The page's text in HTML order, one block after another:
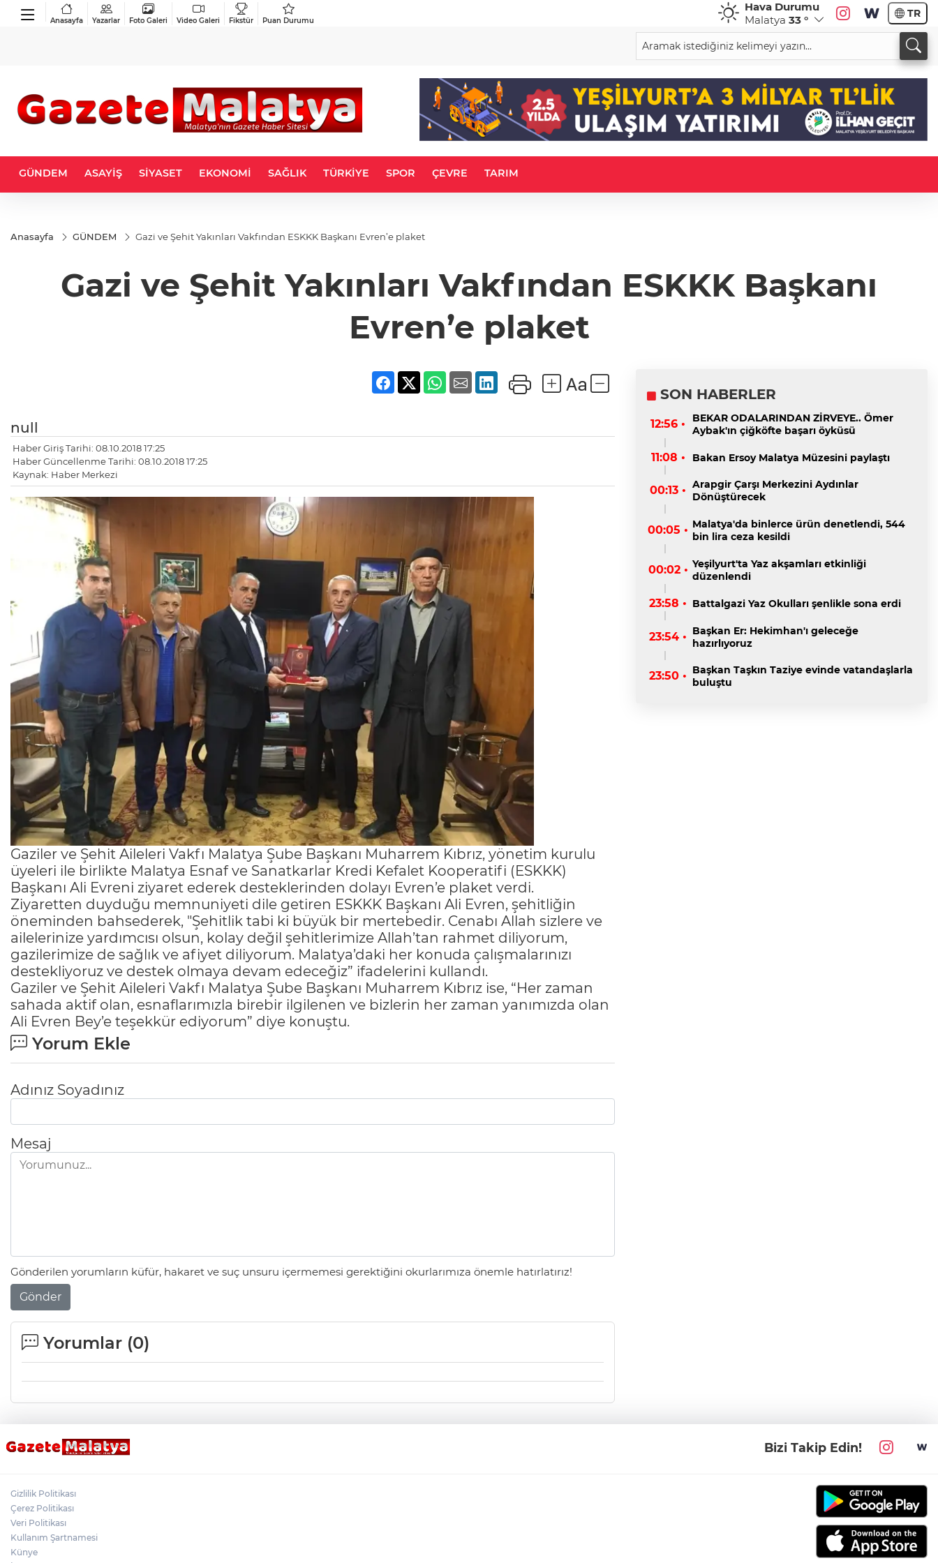
Anasayfa Yazarlar Foto Galeri Video Galeri Fikstür Puan Durumu
Hava Durumu
Malatya 33 ° TR
GÜNDEM ASAYİŞ SİYASET EKONOMİ SAĞLIK TÜRKİYE SPOR ÇEVRE TARIM
Anasayfa GÜNDEM Gazi ve Şehit Yakınları Vakfından ESKKK Başkanı Evren’e plaket
Gazi ve Şehit Yakınları Vakfından ESKKK Başkanı
Evren’e plaket
null
Haber Giriş Tarihi: 08.10.2018 17:25
Haber Güncellenme Tarihi: 08.10.2018 17:25
Kaynak: Haber Merkezi
Gaziler ve Şehit Aileleri Vakfı Malatya Şube Başkanı Muharrem Kıbrız, yönetim kurulu
üyeleri ile birlikte Malatya Esnaf ve Sanatkarlar Kredi Kefalet Kooperatifi (ESKKK)
Başkanı Ali Evreni ziyaret ederek desteklerinden dolayı Evren’e plaket verdi.
Ziyaretten duyduğu memnuniyeti dile getiren ESKKK Başkanı Ali Evren, şehitliğin
öneminden bahsederek, "Şehitlik tabi ki büyük bir mertebedir. Cenabı Allah sizlere ve
ailelerinize yardımcısı olsun, kolay değil şehitlerimize Allah’tan rahmet diliyorum,
gazilerimize de sağlık ve afiyet diliyorum. Malatya’daki her konuda çalışmalarınızı
destekliyoruz ve destek olmaya devam edeceğiz” ifadelerini kullandı.
Gaziler ve Şehit Aileleri Vakfı Malatya Şube Başkanı Muharrem Kıbrız ise, “Her zaman
sahada aktif olan, esnaflarımızla birebir ilgilenen ve bizlerin her zaman yanımızda olan
Ali Evren Bey’e teşekkür ediyorum” diye konuştu.
Yorum Ekle
Adınız Soyadınız
Mesaj
Gönderilen yorumların küfür, hakaret ve suç unsuru içermemesi gerektiğini okurlarımıza önemle hatırlatırız!
Gönder
Yorumlar (0)
SON HABERLER
12:56 •
BEKAR ODALARINDAN ZİRVEYE.. Ömer
Aybak'ın çiğköfte başarı öyküsü
11:08 • Bakan Ersoy Malatya Müzesini paylaştı
00:13 • Arapgir Çarşı Merkezini Aydınlar
Dönüştürecek
00:05 • Malatya'da binlerce ürün denetlendi, 544
bin lira ceza kesildi
00:02 • Yeşilyurt'ta Yaz akşamları etkinliği
düzenlendi
23:58 • Battalgazi Yaz Okulları şenlikle sona erdi
23:54 • Başkan Er: Hekimhan'ı geleceğe
hazırlıyoruz
23:50 • Başkan Taşkın Taziye evinde vatandaşlarla
buluştu
Bizi Takip Edin!
Gizlilik Politikası
Çerez Politikası
Veri Politikası
Kullanım Şartnamesi
Künye